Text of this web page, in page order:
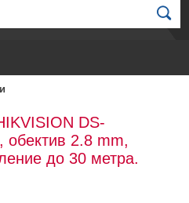
DS-
обектив 2.8 mm,
до 30 метра.